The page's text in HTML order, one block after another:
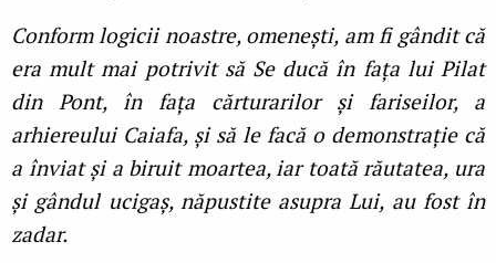
Conform logicii noastre, omenești, am fi gândit că
era mult mai potrivit să Se ducă în faţa lui Pilat
din Pont, în faţa cărturarilor și fariseilor, a
arhiereului Caiafa, și să le facă o demonstraţie că
a înviat și a biruit moartea, iar toată răutatea, ura
și gândul ucigaș, năpustite asupra Lui, au fost în
zadar.